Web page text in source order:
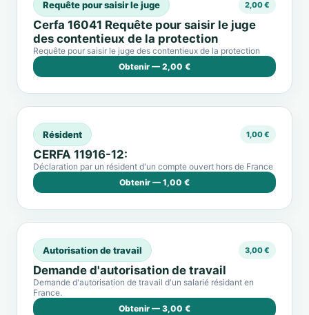
Requête pour saisir le juge 2,00 €
Cerfa 16041 Requête pour saisir le juge
des contentieux de la protection
Requête pour saisir le juge des contentieux de la protection
Obtenir — 2,00 €
Résident 1,00 €
CERFA 11916-12:
Déclaration par un résident d'un compte ouvert hors de France
Obtenir — 1,00 €
Autorisation de travail 3,00 €
Demande d'autorisation de travail
Demande d'autorisation de travail d'un salarié résidant en
France.
Obtenir — 3,00 €